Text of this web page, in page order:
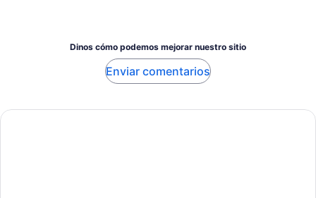
Dinos cómo podemos mejorar nuestro sitio
Enviar comentarios